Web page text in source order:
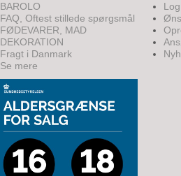
BAROLO
FAQ, Oftest stillede spørgsmål
FØDEVARER, MAD
DEKORATION
Fragt i Danmark
Se mere